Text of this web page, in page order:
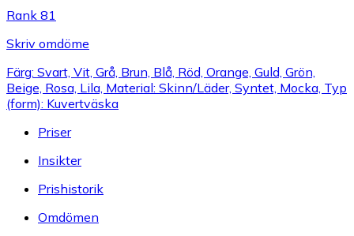
Rank 81
Skriv omdöme
Färg: Svart, Vit, Grå, Brun, Blå, Röd, Orange, Guld, Grön,
Beige, Rosa, Lila, Material: Skinn/Läder, Syntet, Mocka, Typ
(form): Kuvertväska
Priser
Insikter
Prishistorik
Omdömen